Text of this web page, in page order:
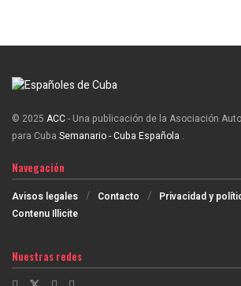
© 2025 ACC- Una publicación de la Asociación
para Cuba Semanario - Cuba Española .
Navegación
Avisos legales Contacto
Privacidad y
Contenu Illicite
Nuestras redes